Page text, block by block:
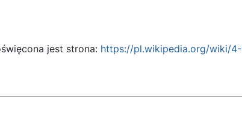
jest strona: https://pl.wikipedia.org/wiki/4-